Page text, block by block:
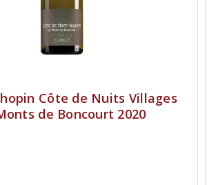
Côte de Nuits Villages
de Boncourt 2020